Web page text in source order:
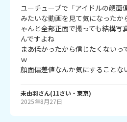
ユーチューブで「アイドルの顔面
みたいな動画を見て気になったか
ゃんと全部正面で撮っても結構写
んですよね
まあ低かったから信じたくないっ
ｗ
顔面偏差値なんか気にすることな
未由羽さん(11さい・ 東京)
2025年8月27日